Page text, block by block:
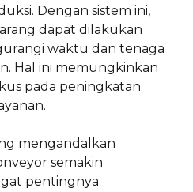
Dengan sistem ini,
dapat dilakukan
waktu dan tenaga
Hal ini memungkinkan
pada peningkatan
mengandalkan
semakin
pentingnya